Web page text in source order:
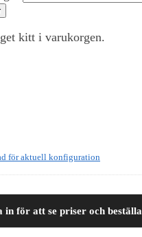
kitt i varukorgen.
för aktuell konfiguration
in för att se priser och beställa